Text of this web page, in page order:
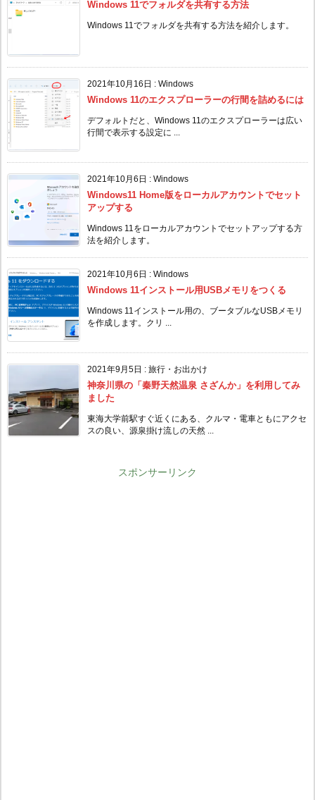
Windows 11でフォルダを共有する方法
Windows 11でフォルダを共有する方法を紹介します。
2021年10月16日 : Windows
Windows 11のエクスプローラーの行間を詰めるには
デフォルトだと、Windows 11のエクスプローラーは広い
行間で表示する設定に ...
2021年10月6日 : Windows
Windows11 Home版をローカルアカウントでセット
アップする
Windows 11をローカルアカウントでセットアップする方
法を紹介します。
2021年10月6日 : Windows
Windows 11インストール用USBメモリをつくる
Windows 11インストール用の、ブータブルなUSBメモリ
を作成します。クリ ...
2021年9月5日 : 旅行・お出かけ
神奈川県の「秦野天然温泉 さざんか」を利用してみ
ました
東海大学前駅すぐ近くにある、クルマ・電車ともにアクセ
スの良い、源泉掛け流しの天然 ...
スポンサーリンク